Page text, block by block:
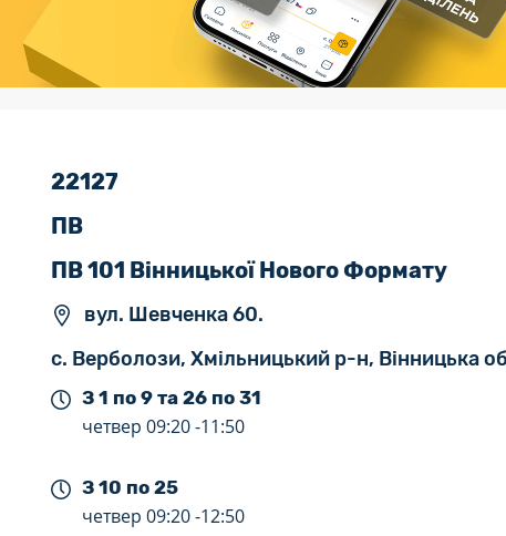
Валютно-обмінні операції
Страхові послуги
Каталог «Укрпошта
22127
ПВ
ПВ 101 Вінницької Нового Формату
вул. Шевченка 60.
с. Верболози, Хмільницький р-н, Вінницька
З 1 по 9 та 26 по 31
четвер 09:20 -11:50
З 10 по 25
четвер 09:20 -12:50